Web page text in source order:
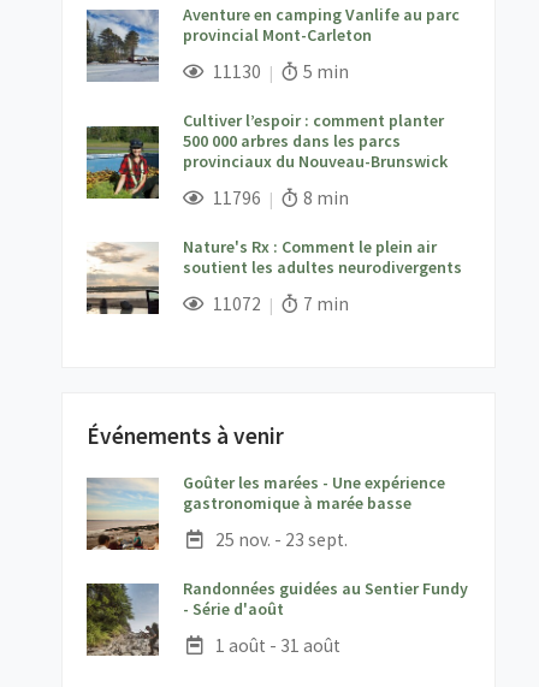
Aventure en camping Vanlife au parc
provincial Mont-Carleton
; 11130Vues; Temps de lecture:
5 min
Cultiver l’espoir : comment planter
500 000 arbres dans les parcs
provinciaux du Nouveau-Brunswick
; 11796Vues; Temps de lecture:
8 min
Nature's Rx : Comment le plein air
soutient les adultes neurodivergents
; 11072Vues; Temps de lecture:
7 min
Événements à venir
Goûter les marées - Une expérience
gastronomique à marée basse;
Date :
25 nov. - 23 sept.
Randonnées guidées au Sentier Fundy
- Série d'août;
Date :
1 août - 31 août